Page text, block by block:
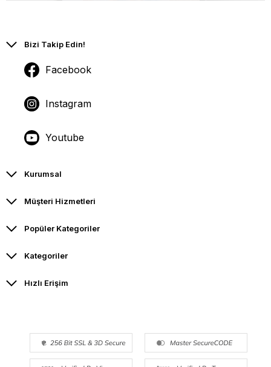
Bizi Takip Edin!
Facebook
Instagram
Youtube
Kurumsal
Müşteri Hizmetleri
Popüler Kategoriler
Kategoriler
Hızlı Erişim